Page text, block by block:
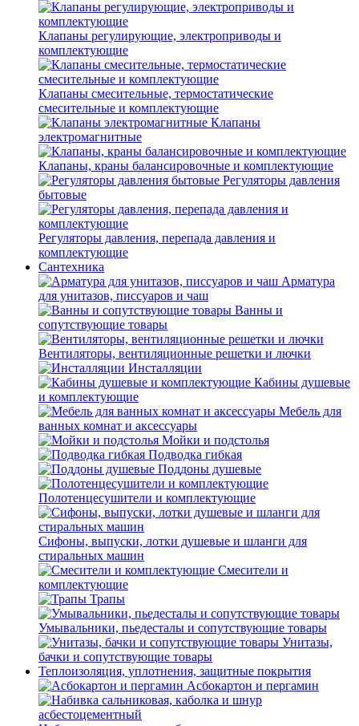
Клапаны регулирующие, электроприводы и
комплектующие
Клапаны смесительные, термостатические
смесительные и комплектующие
Клапаны
электромагнитные
Клапаны, краны балансировочные и комплектующие
Регуляторы давления
бытовые
Регуляторы давления, перепада давления и
комплектующие
Сантехника
Арматура
для унитазов, писсуаров и чаш
Ванны и
сопутствующие товары
Вентиляторы, вентиляционные решетки и лючки
Инсталляции
Кабины душевые
и комплектующие
Мебель для
ванных комнат и аксессуары
Мойки и подстолья
Подводка гибкая
Поддоны душевые
Полотенцесушители и комплектующие
Сифоны, выпуски, лотки душевые и шланги для
стиральных машин
Смесители и
комплектующие
Трапы
Умывальники, пьедесталы и сопутствующие товары
Унитазы,
бачки и сопутствующие товары
Теплоизоляция, уплотнения, защитные покрытия
Асбокартон и пергамин